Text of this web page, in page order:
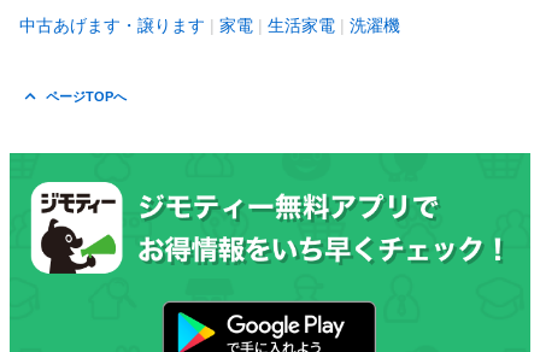
中古あげます・譲ります 家電 生活家電 洗濯機
ページTOPへ